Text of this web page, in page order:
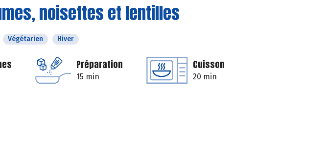
noisettes et lentilles
Végétarien Hiver
Préparation
15 min
Cuisson
20 min